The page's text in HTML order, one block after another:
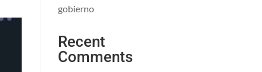
gobierno
Recent
Comments